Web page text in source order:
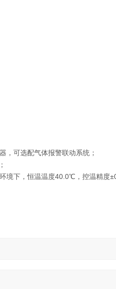
可选配气体报警联动系统；
境下，恒温温度40.0℃，控温精度